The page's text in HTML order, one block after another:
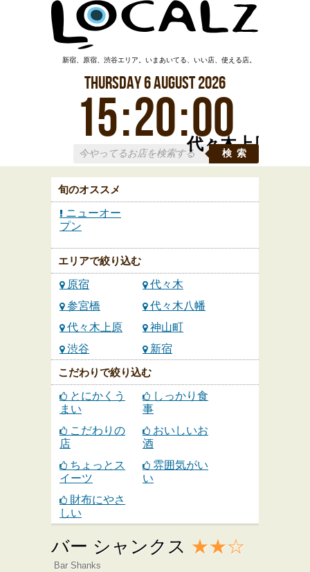
代々木上原
新宿、原宿、渋谷エリア。いまあいてる、いい店、使える店。
Thursday6August2026
15:20:00
検索
旬のオススメ
ニューオー
プン
エリアで絞り込む
原宿
代々木
参宮橋
代々木八幡
代々木上原
神山町
渋谷
新宿
こだわりで絞り込む
とにかくう
まい
しっかり食
事
こだわりの
店
おいしいお
酒
ちょっとス
イーツ
雰囲気がい
い
財布にやさ
しい
バー シャンクス ★★☆
Bar Shanks